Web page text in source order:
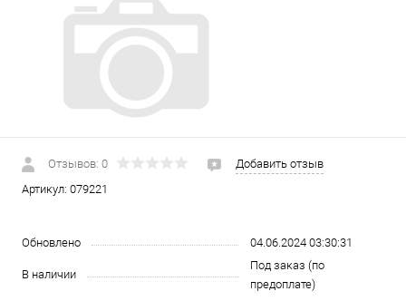
Отзывов: 0
Добавить отзыв
Артикул: 079221
Обновлено 04.06.2024 03:30:31
В наличии
Под заказ (по
предоплате)